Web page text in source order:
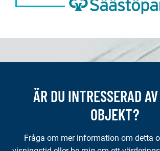
ÄR DU INTRESSERAD
OBJEKT?
Fråga om mer information om detta